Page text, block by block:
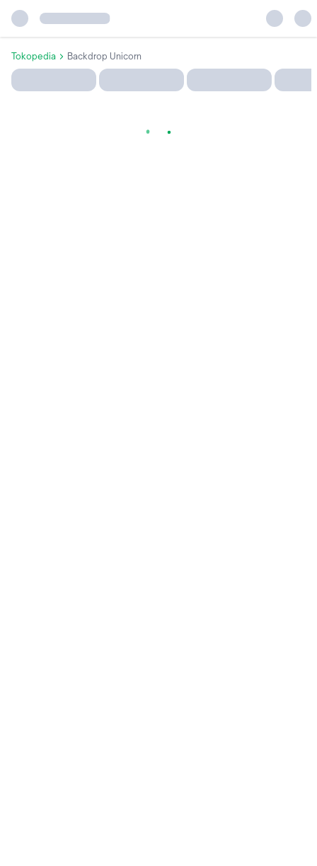
Tokopedia Backdrop Unicorn